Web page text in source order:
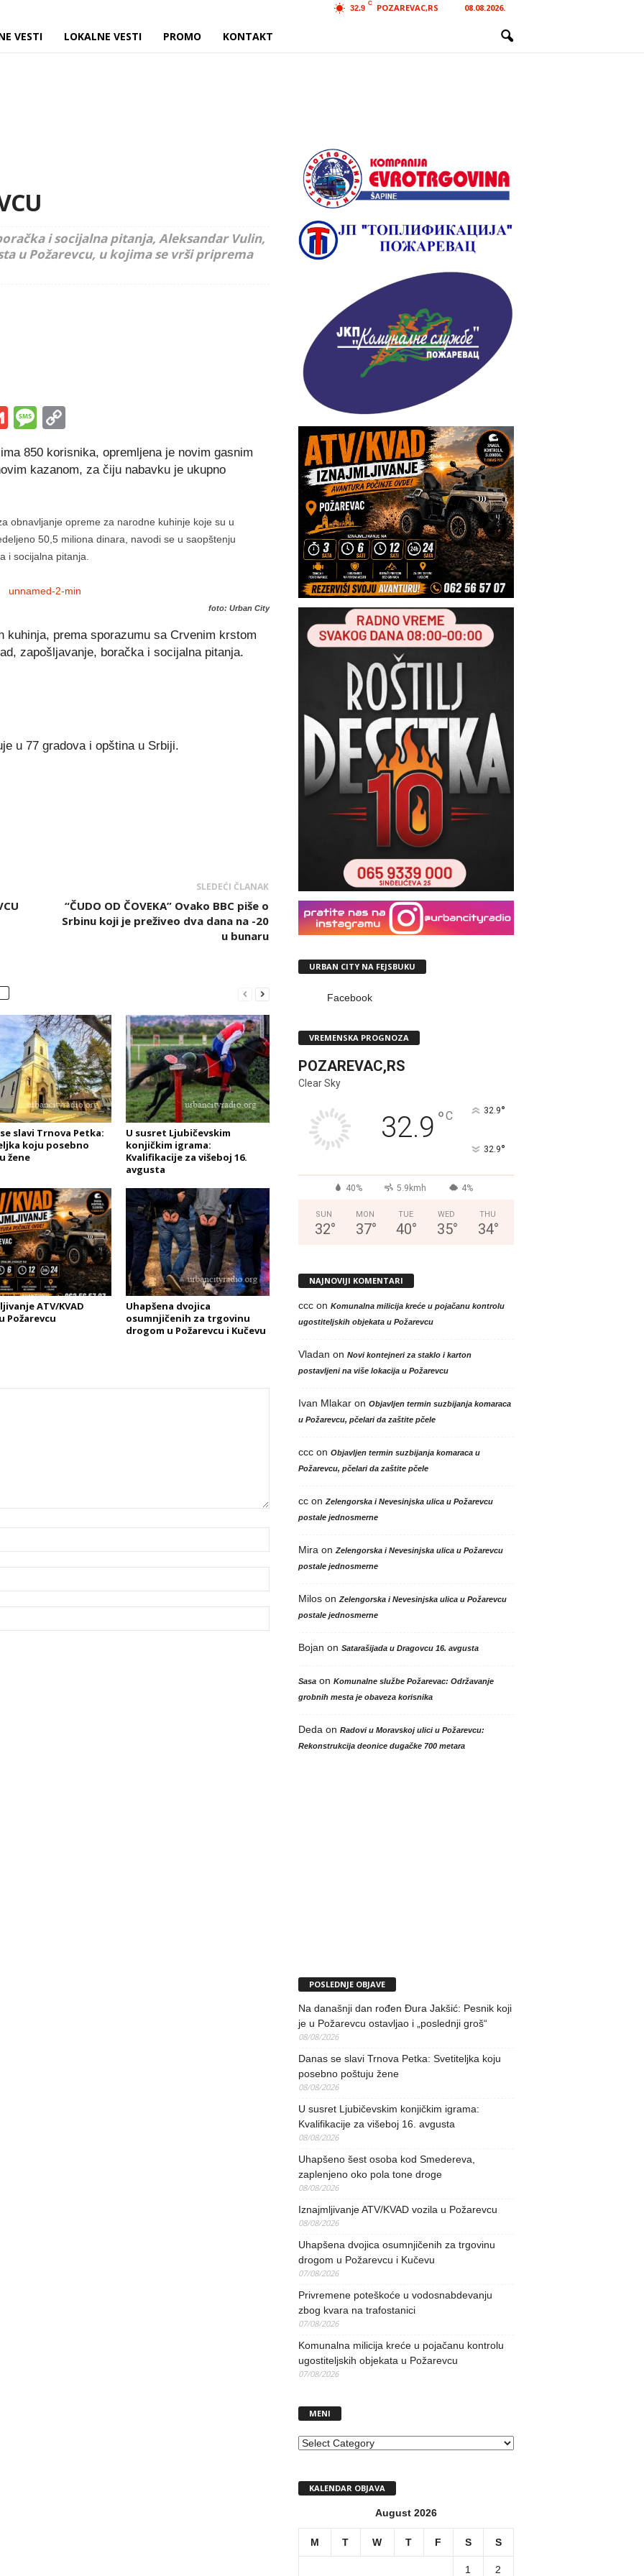
32.9
C POZAREVAC,RS 08.08.2026.
VESTI LOKALNE VESTI PROMO KONTAKT
i socijalna pitanja, Aleksandar Vulin,
u Požarevcu, u kojima se vrši priprema
GmailMessage
850 korisnika, opremljena je novim gasnim
kazanom, za čiju nabavku je ukupno
obnavljanje opreme za narodne kuhinje koje su u
50,5 miliona dinara, navodi se u saopštenju
i socijalna pitanja.
foto: Urban City
kuhinja, prema sporazumu sa Crvenim krstom
zapošljavanje, boračka i socijalna pitanja.
u 77 gradova i opština u Srbiji.
SLEDEĆI ČLANAK
“ČUDO OD ČOVEKA” Ovako BBC piše o
Srbinu koji je preživeo dva dana na -20
u bunaru
slavi Trnova Petka:
koju posebno
žene
U susret Ljubičevskim
konjičkim igrama:
Kvalifikacije za višeboj 16.
avgusta
ATV/KVAD
Požarevcu
Uhapšena dvojica
osumnjičenih za trgovinu
drogom u Požarevcu i Kučevu
URBAN CITY NA FEJSBUKU
Facebook
VREMENSKA PROGNOZA
POZAREVAC,RS
Clear Sky
32.9 °C 32.9°
32.9°
40% 5.9kmh 4%
SUN
32°
MON
37°
TUE
40°
WED
35°
THU
34°
NAJNOVIJI KOMENTARI
cccon Komunalna milicija kreće u pojačanu kontrolu
ugostiteljskih objekata u Požarevcu
Vladan on Novi kontejneri za staklo i karton
postavljeni na više lokacija u Požarevcu
Ivan Mlakaron Objavljen termin suzbijanja komaraca
u Požarevcu, pčelari da zaštite pčele
cccon Objavljen termin suzbijanja komaraca u
Požarevcu, pčelari da zaštite pčele
ccon Zelengorska i Nevesinjska ulica u Požarevcu
postale jednosmerne
Mira on Zelengorska i Nevesinjska ulica u Požarevcu
postale jednosmerne
Miloson Zelengorska i Nevesinjska ulica u Požarevcu
postale jednosmerne
Bojan on Satarašijada u Dragovcu 16. avgusta
Sasaon Komunalne službe Požarevac: Održavanje
grobnih mesta je obaveza korisnika
Deda on Radovi u Moravskoj ulici u Požarevcu:
Rekonstrukcija deonice dugačke 700 metara
POSLEDNJE OBJAVE
Na današnji dan rođen Đura Jakšić: Pesnik koji
je u Požarevcu ostavljao i „poslednji groš“
08/08/2026
Danas se slavi Trnova Petka: Svetiteljka koju
posebno poštuju žene
08/08/2026
U susret Ljubičevskim konjičkim igrama:
Kvalifikacije za višeboj 16. avgusta
08/08/2026
Uhapšeno šest osoba kod Smedereva,
zaplenjeno oko pola tone droge
08/08/2026
Iznajmljivanje ATV/KVAD vozila u Požarevcu
08/08/2026
Uhapšena dvojica osumnjičenih za trgovinu
drogom u Požarevcu i Kučevu
07/08/2026
Privremene poteškoće u vodosnabdevanju
zbog kvara na trafostanici
07/08/2026
Komunalna milicija kreće u pojačanu kontrolu
ugostiteljskih objekata u Požarevcu
07/08/2026
MENI
MENI
KALENDAR OBJAVA
August 2026
M T W T F S S
1 2